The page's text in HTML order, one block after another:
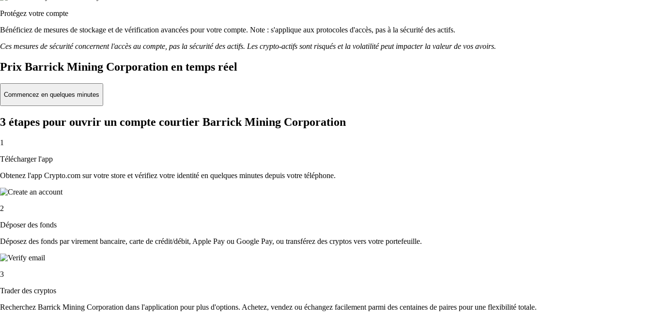
Protégez votre compte
Bénéficiez de mesures de stockage et de vérification avancées pour votre compte. Note : s'applique aux protocoles d'accès, pas à la sécurité des actifs.
Ces mesures de sécurité concernent l'accès au compte, pas la sécurité des actifs. Les crypto-actifs sont risqués et la volatilité peut impacter la valeur de vos avoirs.
Prix Barrick Mining Corporation en temps réel
Commencez en quelques minutes
3 étapes pour ouvrir un compte courtier Barrick Mining Corporation
1
Télécharger l'app
Obtenez l'app Crypto.com sur votre store et vérifiez votre identité en quelques minutes depuis votre téléphone.
2
Déposer des fonds
Déposez des fonds par virement bancaire, carte de crédit/débit, Apple Pay ou Google Pay, ou transférez des cryptos vers votre portefeuille.
3
Trader des cryptos
Recherchez Barrick Mining Corporation dans l'application pour plus d'options. Achetez, vendez ou échangez facilement parmi des centaines de paires pour une flexibilité totale.